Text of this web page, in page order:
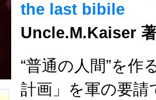
the last bibile
Uncle.M.Kaiser
“普通の人間”を作
計画」を軍の要請